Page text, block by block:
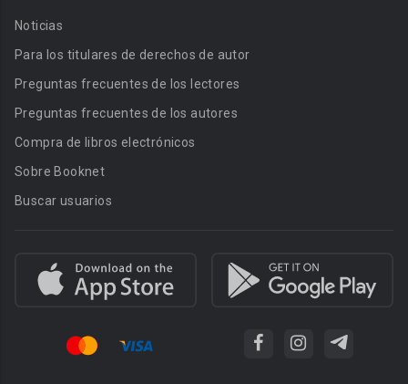
Noticias
Para los titulares de derechos de autor
Preguntas frecuentes de los lectores
Preguntas frecuentes de los autores
Compra de libros electrónicos
Sobre Booknet
Buscar usuarios